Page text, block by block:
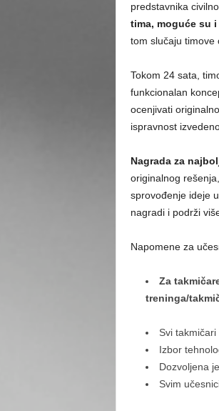
predstavnika
tima, moguće su
tom slučaju timove
Tokom 24 sata,
funkcionalan
ocenjivati
ispravnost
Nagrada za
originalnog
sprovođenje ideje
nagradi i podrži
Napomene za
Za
treninga/
Svi
Izbor
Dozvoljena
Svim